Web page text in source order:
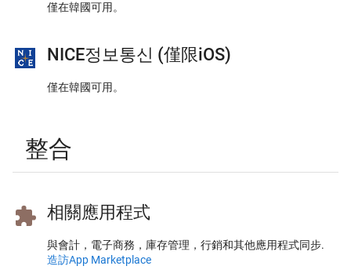
僅在韓國可用。
NICE정보통신 (僅限iOS)
僅在韓國可用。
整合
相關應用程式
與會計，電子商務，庫存管理，行銷和其他應用程式同步.
造訪App Marketplace